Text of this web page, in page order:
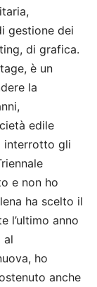
gestione dei
di grafica.
è un
la
edile
interrotto gli
e non ho
ha scelto il
l’ultimo anno
al
ho
anche